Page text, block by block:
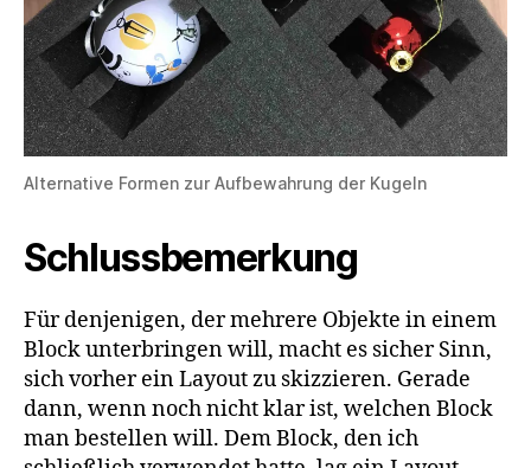
Alternative Formen zur Aufbewahrung der Kugeln
Schlussbemerkung
Für denjenigen, der mehrere Objekte in einem
Block unterbringen will, macht es sicher Sinn,
sich vorher ein Layout zu skizzieren. Gerade
dann, wenn noch nicht klar ist, welchen Block
man bestellen will. Dem Block, den ich